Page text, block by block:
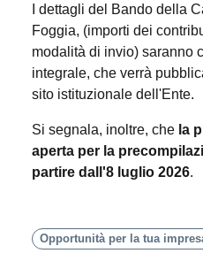
I dettagli del Bando della
Foggia, (importi dei
modalità di invio) saranno
integrale, che verrà
sito istituzionale dell'Ente.
Si segnala, inoltre, che la
aperta per la
partire dall'8 luglio 2026.
Opportunità per la tua